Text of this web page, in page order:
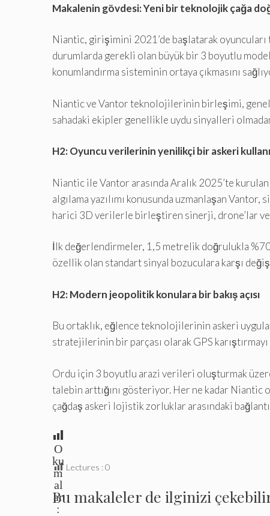
Makalenin gövdesi: Yeni bir teknolojik çağa
Niantic, girişimini 2021’de başlatarak
durumlarda gerekli olan büyük bir 3 boyutlu
konumlandırma sisteminin ortaya çıkmasını
Niantic ve Vantor teknolojilerinin birleşimi,
sahadaki ekipler genellikle uydu sinyalleri
H2: Oyuncu verilerinin yenilikçi bir askeri
Niantic ile Vantor arasında Aralık 2025’te
algılama yazılımı konusunda uzmanlaşan
harici 3D verilerle birleştiren sinerji, drone’lar ve
İlk değerlendirmeler, 1,5 metrelik doğrulukla
özellik olan standart sinyal bozuculara karşı
H2: Modern jeopolitik konulara bir bakış açısı
Bu ortaklık, eğlence teknolojilerinin askeri
stratejilerinin bir parçası olarak GPS
Ordu için 3 boyutlu arazi verileri oluşturmak
talebin arttığını gösteriyor. Her ne kadar Niantic
çağdaş askeri lojistik zorluklar arasındaki
O
ku
m
al
ar
:
Lectures :0
Bu makaleler de ilginizi